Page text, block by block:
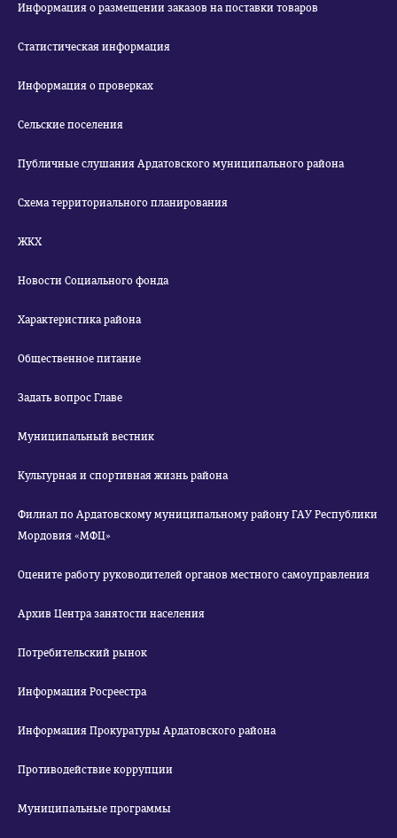
Информация о размещении заказов на поставки товаров
Статистическая информация
Информация о проверках
Сельские поселения
Публичные слушания Ардатовского муниципального района
Схема территориального планирования
ЖКХ
Новости Социального фонда
Характеристика района
Общественное питание
Задать вопрос Главе
Муниципальный вестник
Культурная и спортивная жизнь района
Филиал по Ардатовскому муниципальному району ГАУ Республики
Мордовия «МФЦ»
Оцените работу руководителей органов местного самоуправления
Архив Центра занятости населения
Потребительский рынок
Информация Росреестра
Информация Прокуратуры Ардатовского района
Противодействие коррупции
Муниципальные программы